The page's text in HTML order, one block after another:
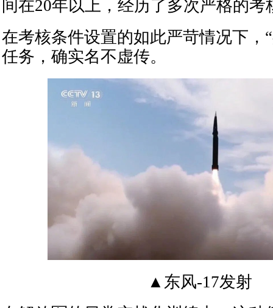
间在20年以上，经历了多次严格的考
在考核条件设置的如此严苛情况下，
任务，确实名不虚传。
▲东风-17发射